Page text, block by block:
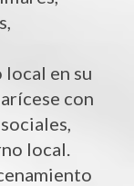
en su
con
local.